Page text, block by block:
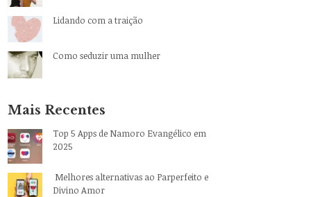
Lidando com a traição
Como seduzir uma mulher
Mais Recentes
Top 5 Apps de Namoro Evangélico em
2025
Melhores alternativas ao Parperfeito e
Divino Amor